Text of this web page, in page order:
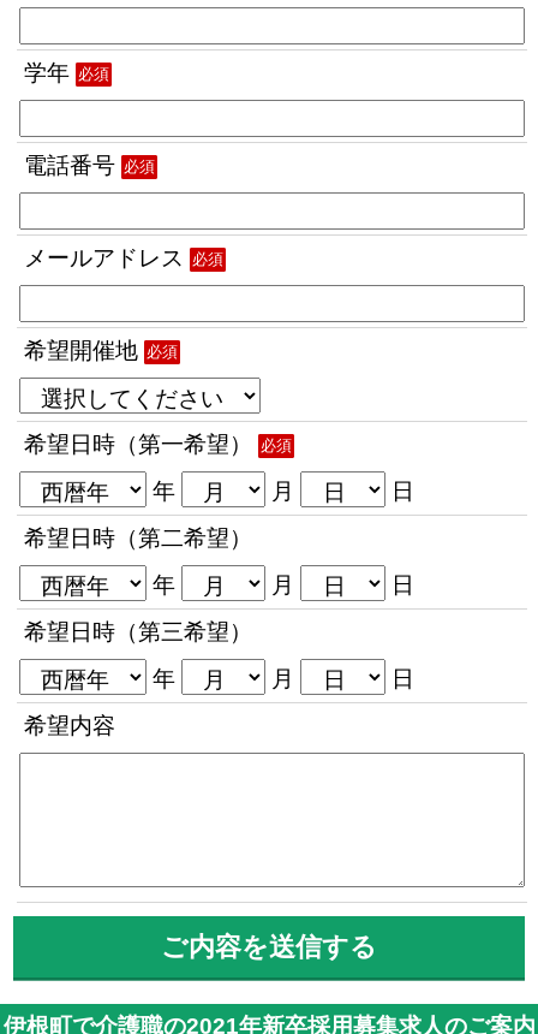
学年 必須
電話番号 必須
メールアドレス 必須
希望開催地 必須
希望日時（第一希望） 必須
年 月
日
希望日時（第二希望）
年
月
日
希望日時（第三希望）
年
月
日
希望内容
伊根町で介護職の2021年新卒採用募集求人のご案内